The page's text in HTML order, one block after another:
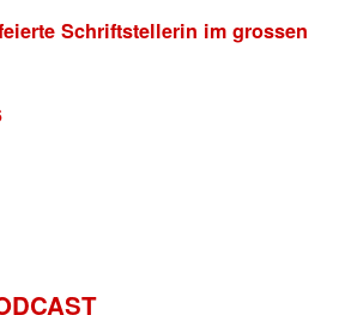
Schriftstellerin im grossen